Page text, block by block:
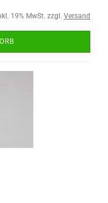
19% MwSt. zzgl. Versand